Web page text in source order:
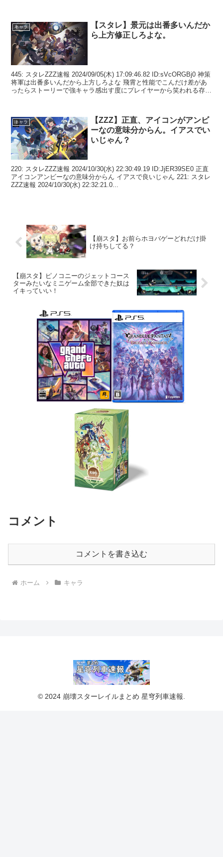
キャラ
【スタレ】景元は出番多いんだか
ら上方修正しろよな。
445: スタレZZZ速報 2024/09/05(木) 17:09:46.82 ID:sVcORGBj0 神策
将軍は出番多いんだから上方しろよな 飛霄と性能でこんだけ差があ
ったらストーリーで強キャラ感出す度にプレイヤーから笑われる存在
キャラ
【ZZZ】正直、アイコンがアンビ
ーなの意味分からん。イアスでい
いじゃん？
220: スタレZZZ速報 2024/10/30(水) 22:30:49.19 ID:JjER39SE0 正直
アイコンアンビーなの意味分からん イアスで良いじゃん 221: スタレ
ZZZ速報 2024/10/30(水) 22:32:21.0...
【崩スタ】お前らホヨバゲーどれだけ掛
け持ちしてる？
【崩スタ】ピノコニーのジェットコース
ターみたいなミニゲーム全部できた奴は
イキっていい！
コメント
コメントを書き込む
ホーム キャラ
© 2024 崩壊スターレイルまとめ 星穹列車速報.